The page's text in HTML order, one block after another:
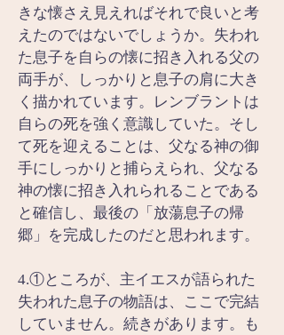
きな懐さえ見えればそれで良いと考
えたのではないでしょうか。失われ
た息子を自らの懐に招き入れる父の
両手が、しっかりと息子の肩に大き
く描かれています。レンブラントは
自らの死を強く意識していた。そし
て死を迎えることは、父なる神の御
手にしっかりと捕らえられ、父なる
神の懐に招き入れられることである
と確信し、最後の「放蕩息子の帰
郷」を完成したのだと思われます。
4.①ところが、主イエスが語られた
失われた息子の物語は、ここで完結
していません。続きがあります。も